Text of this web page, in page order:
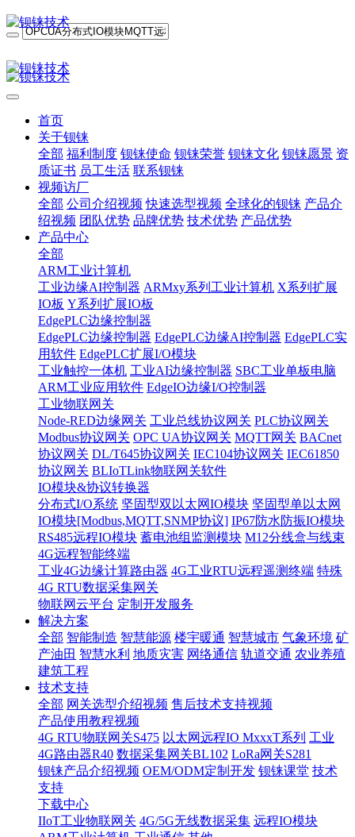
首页
关于钡铼
全部 福利制度 钡铼使命 钡铼荣誉 钡铼文化 钡铼愿景 资
质证书 员工生活 联系钡铼
视频访厂
全部 公司介绍视频 快速选型视频 全球化的钡铼 产品介
绍视频 团队优势 品牌优势 技术优势 产品优势
产品中心
全部
ARM工业计算机
工业边缘AI控制器 ARMxy系列工业计算机 X系列扩展
IO板 Y系列扩展IO板
EdgePLC边缘控制器
EdgePLC边缘控制器 EdgePLC边缘AI控制器 EdgePLC实
用软件 EdgePLC扩展I/O模块
工业触控一体机 工业AI边缘控制器 SBC工业单板电脑
ARM工业应用软件 EdgeIO边缘I/O控制器
工业物联网关
Node-RED边缘网关 工业总线协议网关 PLC协议网关
Modbus协议网关 OPC UA协议网关 MQTT网关 BACnet
协议网关 DL/T645协议网关 IEC104协议网关 IEC61850
协议网关 BLIoTLink物联网关软件
IO模块&协议转换器
分布式I/O系统 坚固型双以太网IO模块 坚固型单以太网
IO模块[Modbus,MQTT,SNMP协议] IP67防水防振IO模块
RS485远程IO模块 蓄电池组监测模块 M12分线盒与线束
4G远程智能终端
工业4G边缘计算路由器 4G工业RTU远程遥测终端 特殊
4G RTU数据采集网关
物联网云平台 定制开发服务
解决方案
全部 智能制造 智慧能源 楼宇暖通 智慧城市 气象环境 矿
产油田 智慧水利 地质灾害 网络通信 轨道交通 农业养殖
建筑工程
技术支持
全部 网关选型介绍视频 售后技术支持视频
产品使用教程视频
4G RTU物联网关S475 以太网远程IO MxxxT系列 工业
4G路由器R40 数据采集网关BL102 LoRa网关S281
钡铼产品介绍视频 OEM/ODM定制开发 钡铼课堂 技术
支持
下载中心
IIoT工业物联网关 4G/5G无线数据采集 远程IO模块